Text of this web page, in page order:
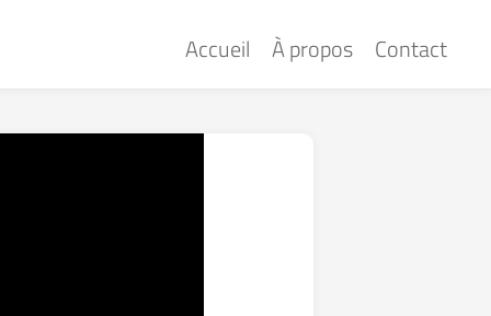
Accueil À propos Contact